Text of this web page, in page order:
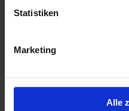
Statistiken
Marketing
Alle
Governance – mit
Mehr erfahren
Konferenz mit PROXORA